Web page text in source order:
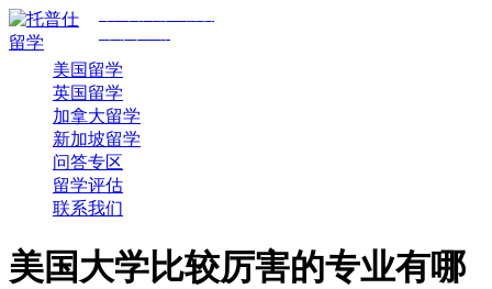
美国留学
英国留学
加拿大留学
新加坡留学
问答专区
留学评估
联系我们
美国大学比较厉害的专业有哪